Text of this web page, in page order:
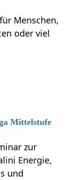
Menschen,
oder viel
Mittelstufe
zur
Energie,
und